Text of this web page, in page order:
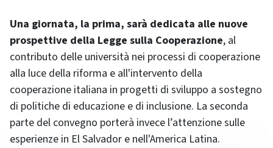
Una giornata, la prima, sarà dedicata alle nuove
prospettive della Legge sulla Cooperazione, al
contributo delle università nei processi di cooperazione
alla luce della riforma e all'intervento della
cooperazione italiana in progetti di sviluppo a sostegno
di politiche di educazione e di inclusione. La seconda
parte del convegno porterà invece l’attenzione sulle
esperienze in El Salvador e nell'America Latina.